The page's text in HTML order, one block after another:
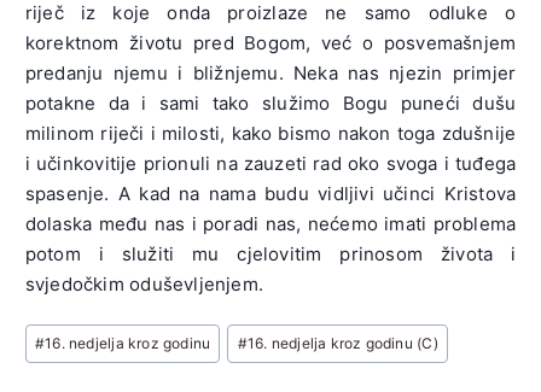
riječ iz koje onda proizlaze ne samo odluke o
korektnom životu pred Bogom, već o posvemašnjem
predanju njemu i bližnjemu. Neka nas njezin primjer
potakne da i sami tako služimo Bogu puneći dušu
milinom riječi i milosti, kako bismo nakon toga zdušnije
i učinkovitije prionuli na zauzeti rad oko svoga i tuđega
spasenje. A kad na nama budu vidljivi učinci Kristova
dolaska među nas i poradi nas, nećemo imati problema
potom i služiti mu cjelovitim prinosom života i
svjedočkim oduševljenjem.
Post
Tags:
#16. nedjelja kroz godinu #16. nedjelja kroz godinu (C)